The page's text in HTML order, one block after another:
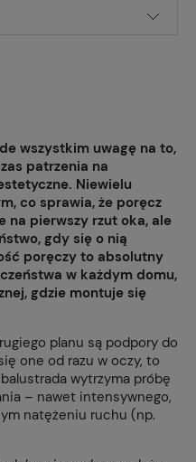
wszystkim uwagę na to,
patrzenia na
Niewielu
co sprawia, że poręcz
na pierwszy rzut oka, ale
gdy się o nią
poręczy to absolutny
w każdym domu,
gdzie montuje się
planu są podpory do
one od razu w oczy, to
wytrzyma próbę
– nawet intensywnego,
natężeniu ruchu (np.